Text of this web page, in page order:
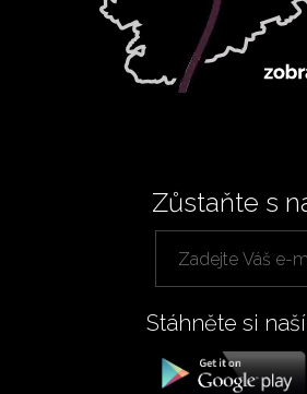
Zůstaňte s
Stáhněte si